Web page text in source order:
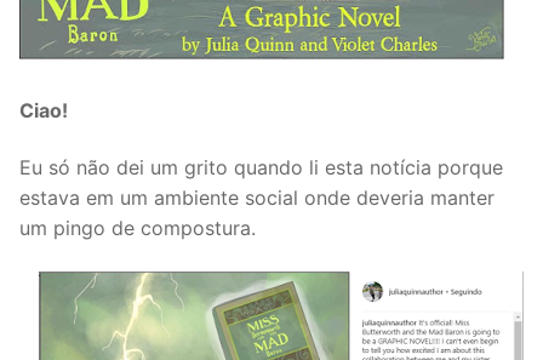
Ciao!
Eu só não dei um grito quando li esta notícia porque
estava em um ambiente social onde deveria manter
um pingo de compostura.